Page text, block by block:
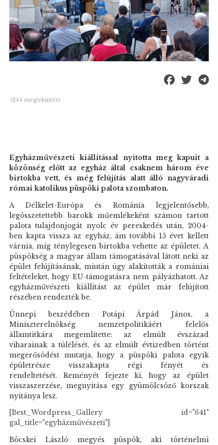
(244 megtekintés)
Egyházművészeti kiállítással nyitotta meg kapuit a
közönség előtt az egyház által csaknem három éve
birtokba vett, és még felújítás alatt álló nagyváradi
római katolikus püspöki palota szombaton.
A Délkelet-Európa és Románia legjelentősebb,
legösszetettebb barokk műemlékeként számon tartott
palota tulajdonjogát nyolc év pereskedés után, 2004-
ben kapta vissza az egyház, ám további 15 évet kellett
várnia, míg ténylegesen birtokba vehette az épületet. A
püspökség a magyar állam támogatásával látott neki az
épület felújításának, miután úgy alakították a romániai
feltételeket, hogy EU-támogatásra nem pályázhatott. Az
egyházművészeti kiállítást az épület már felújított
részében rendezték be.
Ünnepi beszédében Potápi Árpád János, a
Miniszterelnökség nemzetpolitikáért felelős
államtitkára megemlítette: az elmúlt évszázad
viharainak a túlélését, és az elmúlt évtizedben történt
megerősödést mutatja, hogy a püspöki palota egyik
épületrésze visszakapta régi fényét és
rendeltetését. Reményét fejezte ki, hogy az épület
visszaszerzése, megnyitása egy gyümölcsöző korszak
nyitánya lesz.
[Best_Wordpress_Gallery id="641"
gal_title="egyházművészeti"]
Böcskei László megyés püspök, aki történelmi